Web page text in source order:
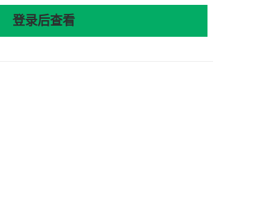
登录后查看